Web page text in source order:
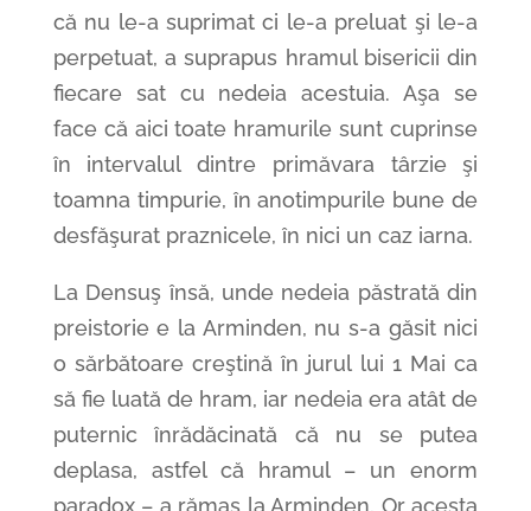
că nu le-a suprimat ci le-a preluat şi le-a
perpetuat, a suprapus hramul bisericii din
fiecare sat cu nedeia acestuia. Aşa se
face că aici toate hramurile sunt cuprinse
în intervalul dintre primăvara târzie şi
toamna timpurie, în anotimpurile bune de
desfăşurat praznicele, în nici un caz iarna.
La Densuş însă, unde nedeia păstrată din
preistorie e la Arminden, nu s-a găsit nici
o sărbătoare creştină în jurul lui 1 Mai ca
să fie luată de hram, iar nedeia era atât de
puternic înrădăcinată că nu se putea
deplasa, astfel că hramul – un enorm
paradox – a rămas la Arminden. Or acesta